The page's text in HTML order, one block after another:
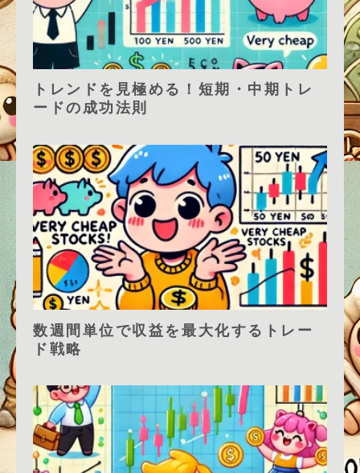
トレンドを見極める！短期・中期トレ
ードの成功法則
数週間単位で収益を最大化するトレー
ド戦略